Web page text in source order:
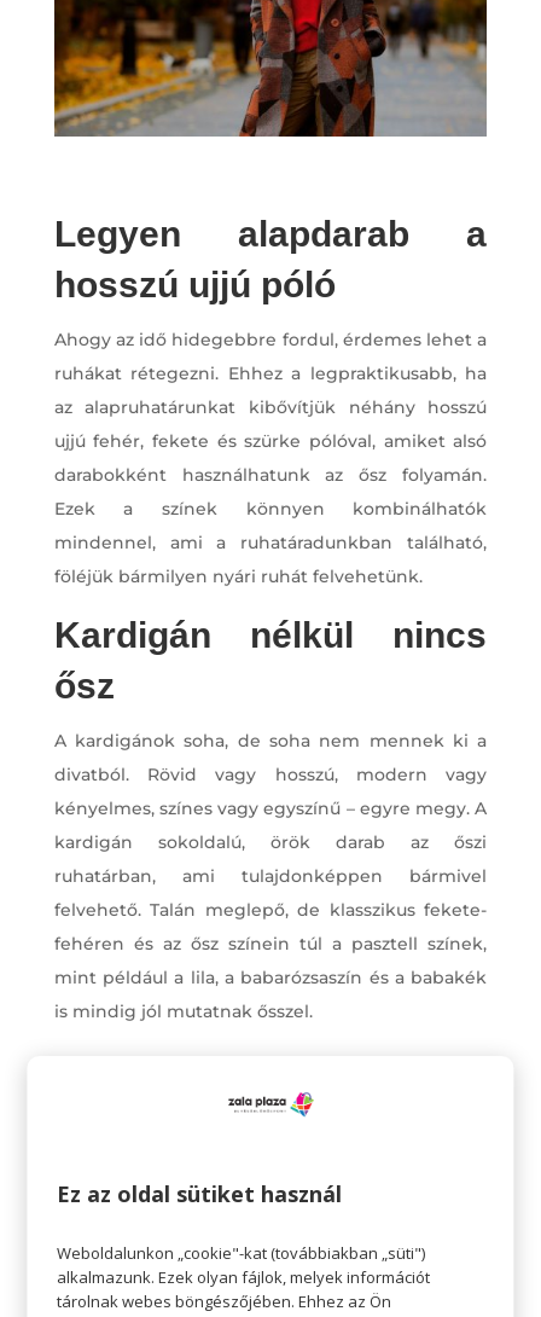
Legyen alapdarab a
hosszú ujjú póló
Ahogy az idő hidegebbre fordul, érdemes lehet a
ruhákat rétegezni. Ehhez a legpraktikusabb, ha
az alapruhatárunkat kibővítjük néhány hosszú
ujjú fehér, fekete és szürke pólóval, amiket alsó
darabokként használhatunk az ősz folyamán.
Ezek a színek könnyen kombinálhatók
mindennel, ami a ruhatáradunkban található,
föléjük bármilyen nyári ruhát felvehetünk.
Kardigán nélkül nincs
ősz
A kardigánok soha, de soha nem mennek ki a
divatból. Rövid vagy hosszú, modern vagy
kényelmes, színes vagy egyszínű – egyre megy. A
kardigán sokoldalú, örök darab az őszi
ruhatárban, ami tulajdonképpen bármivel
felvehető. Talán meglepő, de klasszikus fekete-
fehéren és az ősz színein túl a pasztell színek,
mint például a lila, a babarózsaszín és a babakék
is mindig jól mutatnak ősszel.
Ez az oldal sütiket használ
Weboldalunkon „cookie"-kat (továbbiakban „süti")
alkalmazunk. Ezek olyan fájlok, melyek információt
tárolnak webes böngészőjében. Ehhez az Ön